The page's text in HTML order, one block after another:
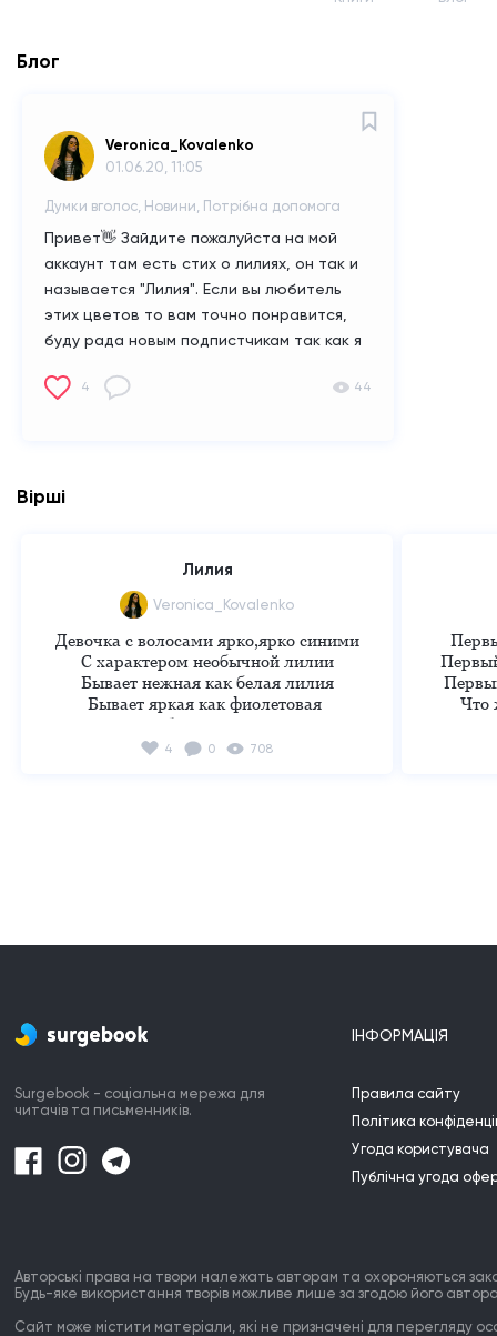
Блог
Veronica_Kovalenko
01.06.20, 11:05
Думки вголос, Новини, Потрібна допомога
Привет👋 Зайдите пожалуйста на мой
аккаунт там есть стих о лилиях, он так и
называется "Лилия". Если вы любитель
этих цветов то вам точно понравится,
буду рада новым подпистчикам так как я
4 44
Вірші
Лилия
Veronica_Kovalenko
Девочка с волосами ярко,ярко синими
С характером необычной лилии
Бывает нежная как белая лилия
Бывает яркая как фиолетовая
Бывает грубая как чёрная лилия
Бывает красивая как жёлтая в точку
4 0 708
Что
Surgebook - соціальна мережа для
читачів та письменників.
ІНФОРМАЦІЯ
Правила сайту
Політика
Угода користувача
Публічна угода
Авторські права на твори належать авторам та охороняються
Будь-яке використання творів можливе лише за згодою його
Сайт може містити матеріали, які не призначені для перегляду